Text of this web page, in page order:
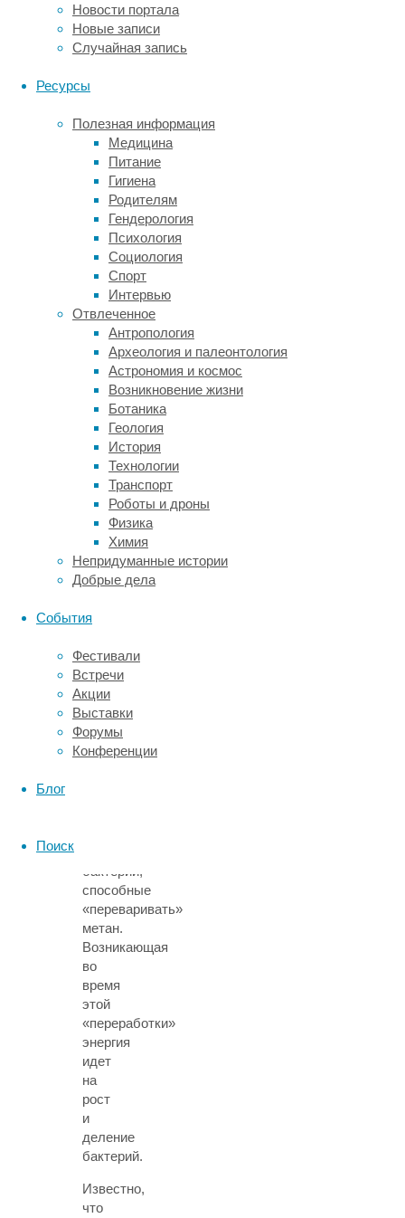
Новости портала
Новые записи
Случайная запись
Ресурсы
Полезная информация
Медицина
Питание
Гигиена
Родителям
Гендерология
Психология
Социология
Спорт
Интервью
Отвлеченное
Антропология
Археология и палеонтология
Астрономия и космос
Возникновение жизни
Ботаника
Геология
История
Технологии
Транспорт
Роботы и дроны
Физика
Химия
Непридуманные истории
Добрые дела
События
Фестивали
Встречи
Акции
Выставки
Форумы
Конференции
Блог
Поиск
метров.
В
места
не
проникает
солнечный
свет,
поэтому
жизнь
там
строится
не
на
фотосинтезе,
на
химическом
обмене
—
хемосинтезе,
когда
энергия
берется
из
химических
реакций.
В
результате
этих
появились
целые
сообщества
микроорганизмов,
не
зависящих
бактерии,
способные
«‎переваривать»
метан.
Возникающая
во
время
этой
«‎переработки»
энергия
идет
на
рост
и
деление
бактерий.
Известно,
что